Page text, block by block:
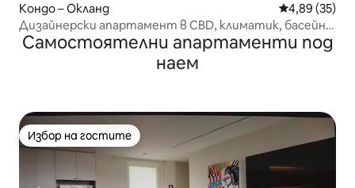
Кондо – Окланд Средна
4,89 (35)
Дизайнерски апартамент в CBD, климатик, басейн/
фитнес зала, гараж
Самостоятелни апартаменти под
наем
Избор на гостите
Избор на гостите